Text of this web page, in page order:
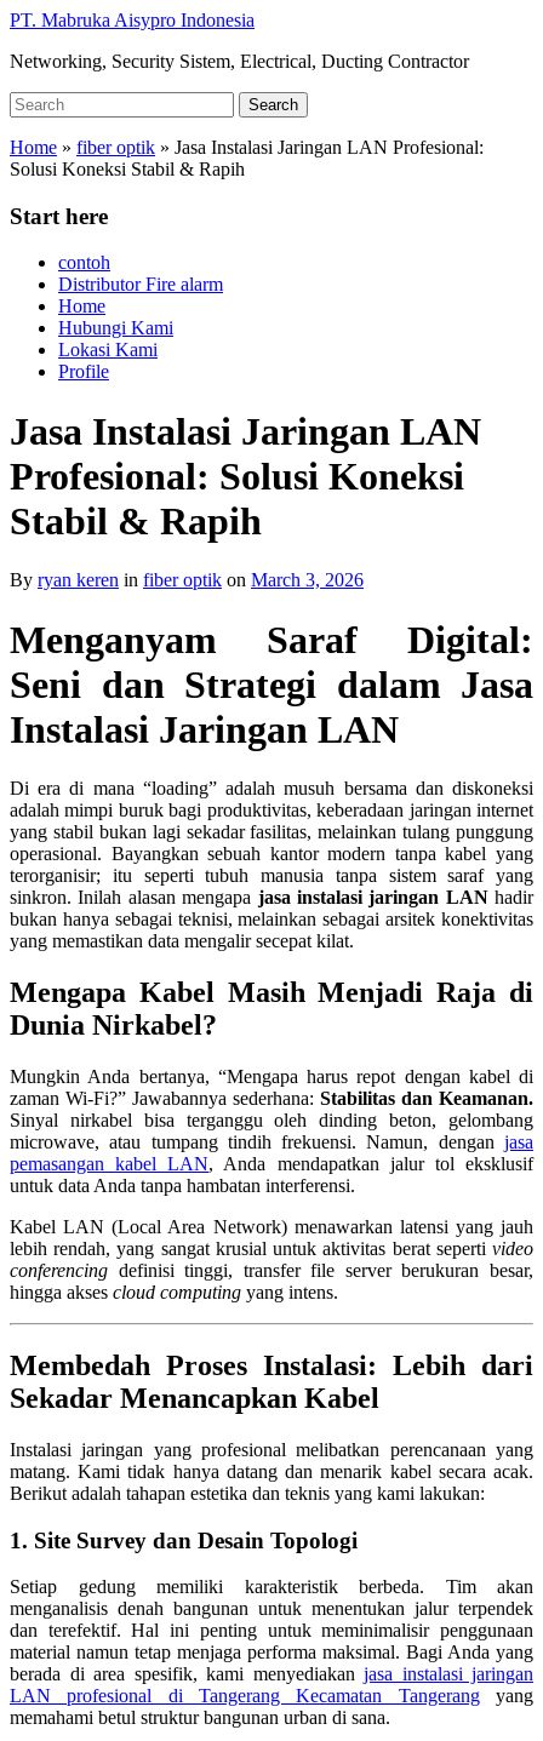
Skip
main
PT. Mabruka Aisypro Indonesia
Networking, Security Sistem, Electrical, Ducting Contractor
Search
for:
Search
Home » fiber optik » Jasa Instalasi Jaringan LAN Profesional:
Solusi Koneksi Stabil & Rapih
Start here
contoh
Distributor Fire alarm
Home
Hubungi Kami
Lokasi Kami
Profile
Jasa Instalasi Jaringan LAN
Profesional: Solusi Koneksi
Stabil & Rapih
By ryan keren in fiber optik on March 3, 2026
Menganyam Saraf Digital:
Seni dan Strategi dalam Jasa
Instalasi Jaringan LAN
Di era di mana “loading” adalah musuh bersama dan diskoneksi
adalah mimpi buruk bagi produktivitas, keberadaan jaringan internet
yang stabil bukan lagi sekadar fasilitas, melainkan tulang punggung
operasional. Bayangkan sebuah kantor modern tanpa kabel yang
terorganisir; itu seperti tubuh manusia tanpa sistem saraf yang
sinkron. Inilah alasan mengapa jasa instalasi jaringan LANhadir
bukan hanya sebagai teknisi, melainkan sebagai arsitek konektivitas
yang memastikan data mengalir secepat kilat.
Mengapa Kabel Masih Menjadi Raja di
Dunia Nirkabel?
Mungkin Anda bertanya, “Mengapa harus repot dengan kabel di
zaman Wi-Fi?” Jawabannya sederhana: Stabilitas dan Keamanan.
Sinyal nirkabel bisa terganggu oleh dinding beton, gelombang
microwave, atau tumpang tindih frekuensi. Namun, dengan jasa
pemasangan kabel LAN, Anda mendapatkan jalur tol eksklusif
untuk data Anda tanpa hambatan interferensi.
Kabel LAN (Local Area Network) menawarkan latensi yang jauh
lebih rendah, yang sangat krusial untuk aktivitas berat seperti video
conferencing definisi tinggi, transfer file server berukuran besar,
hingga akses cloud computing yang intens.
Membedah Proses Instalasi: Lebih dari
Sekadar Menancapkan Kabel
Instalasi jaringan yang profesional melibatkan perencanaan yang
matang. Kami tidak hanya datang dan menarik kabel secara acak.
Berikut adalah tahapan estetika dan teknis yang kami lakukan:
1. Site Survey dan Desain Topologi
Setiap gedung memiliki karakteristik berbeda. Tim akan
menganalisis denah bangunan untuk menentukan jalur terpendek
dan terefektif. Hal ini penting untuk meminimalisir penggunaan
material namun tetap menjaga performa maksimal. Bagi Anda yang
berada di area spesifik, kami menyediakan jasa instalasi jaringan
LAN profesional di Tangerang Kecamatan Tangerangyang
memahami betul struktur bangunan urban di sana.